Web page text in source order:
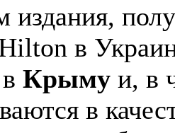
в
Крыму и, в
в